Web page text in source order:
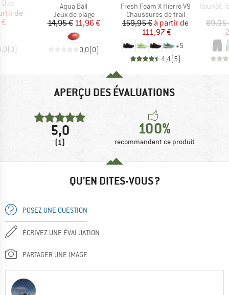
réduit
de
(0)
Article
Aqua Ball
Product group
Jeux de plage
Prix
14,95 €Prix réduit
11,96 €
0,0(0)
Article
Fresh Foam X Hierro V9
Product group
Chaussures de trail
Prix
159,95 € Prix réduit
à partir de
111,97 €
+5
4,4(5)
Article
FalunSt.
89,95
APERÇU DES ÉVALUATIONS
5,0
(1)
100%
recommandent ce produit
QU'EN DITES-VOUS ?
POSEZ UNE QUESTION
ÉCRIVEZ UNE ÉVALUATION
PARTAGER UNE IMAGE